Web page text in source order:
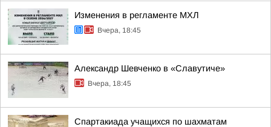
Изменения в регламенте МХЛ
Вчера, 18:45
Александр Шевченко в «Славутиче»
Вчера, 18:45
Спартакиада учащихся по шахматам